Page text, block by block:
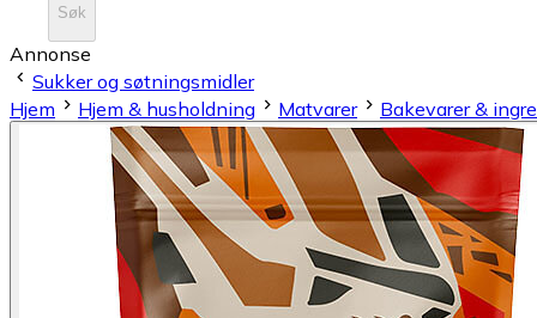
Søk
Annonse
Sukker og søtningsmidler
Hjem
Hjem & husholdning Matvarer Bakevarer &